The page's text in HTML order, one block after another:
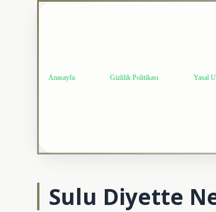
Anasayfa Gizlilik Politikası Yasal
Sulu Diyette